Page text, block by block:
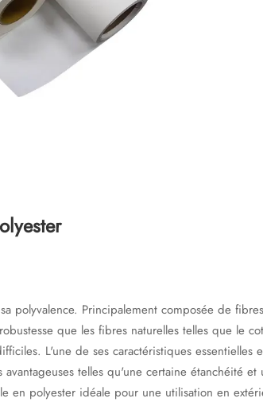
polyvalence. Principalement composée de fibres
que les fibres naturelles telles que le
L'une de ses caractéristiques essentielles
telles qu'une certaine étanchéité et
en polyester idéale pour une utilisation en